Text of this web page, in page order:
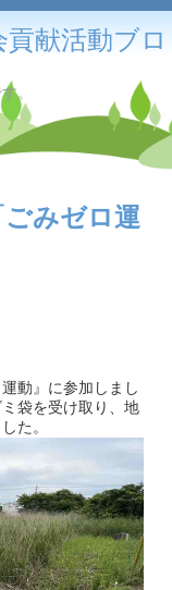
献活動ブロ
。
みゼロ運
動』に参加しまし
袋を受け取り、地
た。